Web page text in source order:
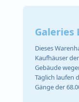
Galeries
Dieses
Kaufhäuser
Gebäude
Täglich laufen
Gänge der